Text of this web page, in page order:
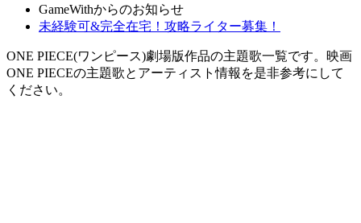
GameWithからのお知らせ
未経験可&完全在宅！攻略ライター募集！
ONE PIECE(ワンピース)劇場版作品の主題歌一覧です。映画
ONE PIECEの主題歌とアーティスト情報を是非参考にして
ください。